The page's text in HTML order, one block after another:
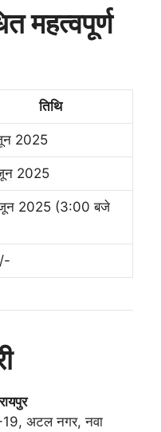
महत्वपूर्ण
तिथि
2025
2025
2025 (3:00 बजे
19, अटल नगर, नवा